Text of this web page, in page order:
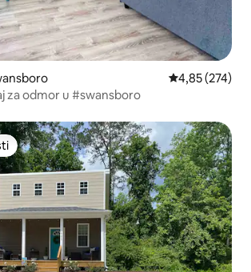
Prosječna
4,85 (274)
za odmor u #swansboro
s oznakom „Odabrali gosti”